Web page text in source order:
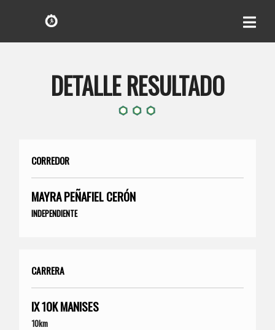
DETALLE RESULTADO
CORREDOR
MAYRA PEÑAFIEL CERÓN
INDEPENDIENTE
CARRERA
IX 10K MANISES
10km